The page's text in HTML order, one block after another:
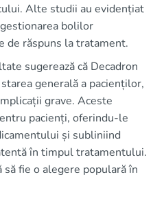
Alte studii au evidențiat
bolilor
de răspuns la tratament.
sugerează că Decadron
generală a pacienților,
grave. Aceste
pacienți, oferindu-le
și subliniind
în timpul tratamentului.
fie o alegere populară în